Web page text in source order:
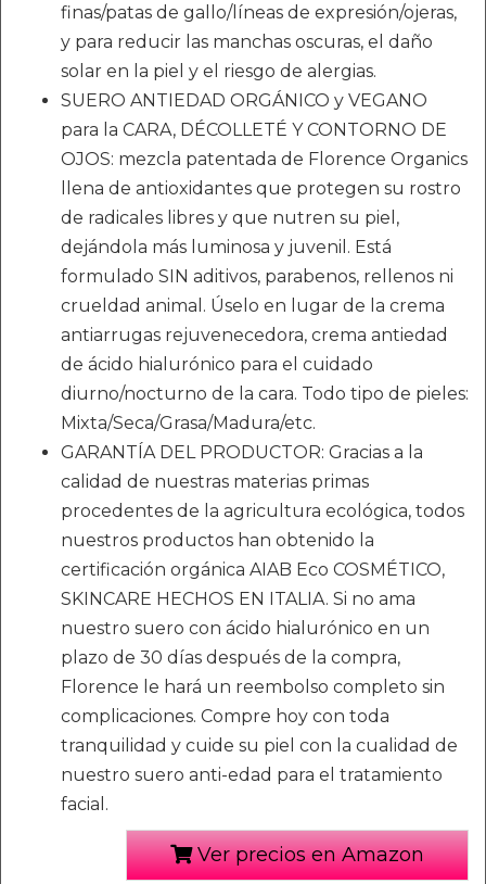
finas/patas de gallo/líneas de expresión/ojeras,
y para reducir las manchas oscuras, el daño
solar en la piel y el riesgo de alergias.
SUERO ANTIEDAD ORGÁNICO y VEGANO
para la CARA, DÉCOLLETÉ Y CONTORNO DE
OJOS: mezcla patentada de Florence Organics
llena de antioxidantes que protegen su rostro
de radicales libres y que nutren su piel,
dejándola más luminosa y juvenil. Está
formulado SIN aditivos, parabenos, rellenos ni
crueldad animal. Úselo en lugar de la crema
antiarrugas rejuvenecedora, crema antiedad
de ácido hialurónico para el cuidado
diurno/nocturno de la cara. Todo tipo de pieles:
Mixta/Seca/Grasa/Madura/etc.
GARANTÍA DEL PRODUCTOR: Gracias a la
calidad de nuestras materias primas
procedentes de la agricultura ecológica, todos
nuestros productos han obtenido la
certificación orgánica AIAB Eco COSMÉTICO,
SKINCARE HECHOS EN ITALIA. Si no ama
nuestro suero con ácido hialurónico en un
plazo de 30 días después de la compra,
Florence le hará un reembolso completo sin
complicaciones. Compre hoy con toda
tranquilidad y cuide su piel con la cualidad de
nuestro suero anti-edad para el tratamiento
facial.
Ver precios en Amazon